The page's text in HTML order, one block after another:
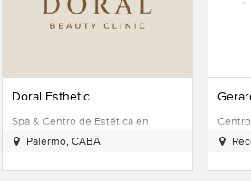
Gerard Spa
Centro de Estética Boutique en
Recoleta
Recoleta, CABA
Bella